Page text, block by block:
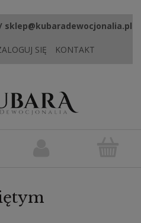
/ sklep@kubaradewocjonalia.pl
SIĘ KONTAKT